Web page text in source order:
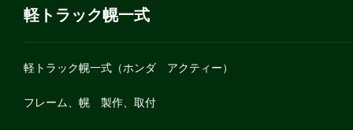
軽トラック幌一式
軽トラック幌一式（ホンダ アクティー）
フレーム、幌 製作、取付